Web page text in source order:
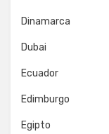
Dinamarca
Dubai
Ecuador
Edimburgo
Egipto